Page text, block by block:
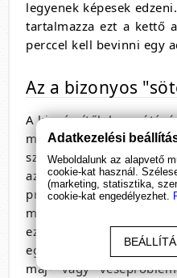
legyenek képesek
tartalmazza ezt a kettő
perccel kell bevinni egy
Az a bizonyos
A kiegészítők
mellékhatásokat
szedésének rövid távú
az izomgörcs,
problémák. Az
mellékhatásokat
ezekre a tünetekre,
egyikét, rögtön
máj- vagy
Adatkezelési
Weboldalunk az alapvető
cookie-kat használ.
(marketing, statisztika,
cookie-kat engedélyezhet.